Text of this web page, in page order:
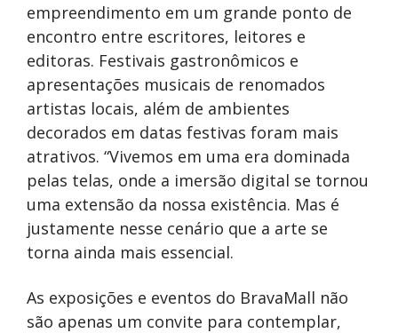
empreendimento em um grande ponto de
encontro entre escritores, leitores e
editoras. Festivais gastronômicos e
apresentações musicais de renomados
artistas locais, além de ambientes
decorados em datas festivas foram mais
atrativos. “Vivemos em uma era dominada
pelas telas, onde a imersão digital se tornou
uma extensão da nossa existência. Mas é
justamente nesse cenário que a arte se
torna ainda mais essencial.
As exposições e eventos do BravaMall não
são apenas um convite para contemplar,